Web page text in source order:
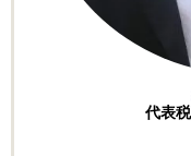
代表